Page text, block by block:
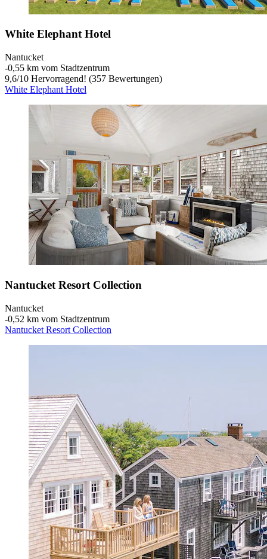
White Elephant Hotel
Nantucket
‐0,55 km vom Stadtzentrum
9,6/10 Hervorragend! (357 Bewertungen)
White Elephant Hotel
Nantucket Resort Collection
Nantucket
‐0,52 km vom Stadtzentrum
Nantucket Resort Collection